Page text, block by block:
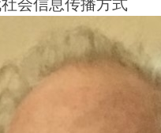
会信息传播方式